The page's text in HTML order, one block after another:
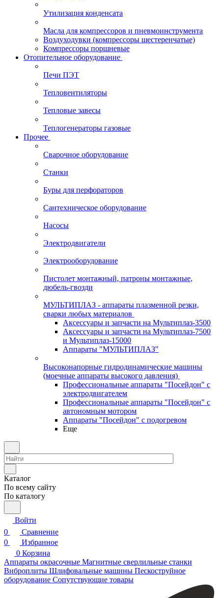
Утилизация конденсата
Масла для компрессоров и пневмоинструмента
Воздуходувки (компрессоры шестеренчатые)
Компрессоры поршневые
Отопительное оборудование
Печи ПЭТ
Тепловентиляторы
Тепловые завесы
Теплогенераторы газовые
Прочее
Сварочное оборудование
Станки
Буры для перфораторов
Сантехническое оборудование
Насосы
Электродвигатели
Электрооборудование
Пистолет монтажный, патроны монтажные,
дюбель-гвозди
МУЛЬТИПЛАЗ - аппараты плазменной резки,
сварки любых материалов
Аксессуары и запчасти на Мультиплаз-3500
Аксессуары и запчасти на Мультиплаз-7500
и Мультиплаз-15000
Аппараты "МУЛЬТИПЛАЗ"
Высоконапорные гидродинамические машины
(моечные аппараты высокого давления)
Профессиональные аппараты "Посейдон" с
электродвигателем
Профессиональные аппараты "Посейдон" с
автономным мотором
Аппараты "Посейдон" с подогревом
Еще
Каталог
По всему сайту
По каталогу
Войти
0
Сравнение
0
Избранное
0 Корзина
Аппараты окрасочные Магнитные сверлильные станки
Виброплиты Шлифовальные машины Пескоструйное
оборудование Сопутствующие товары